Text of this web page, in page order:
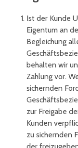
Ist der Kunde
Eigentum an
Begleichung
behalten wir
Zahlung vor.
sichernden
zur Freigabe
Kunden
zu sichernden